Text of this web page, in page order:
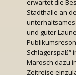
erwartet die
Stadthalle an
und guter
Schlagerspaß“
Marosch dazu
Zeitreise